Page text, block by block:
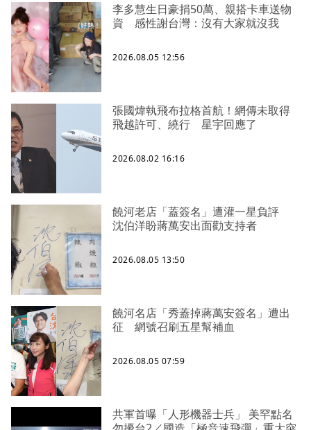
李多慧生日豪捐50萬、親搭卡車送物
資 感性謝台灣：沒有大家就沒我
2026.08.05 12:56
張國煒執飛布拉格首航！網傳未取得
飛越許可、繞行 星宇回應了
2026.08.02 16:16
饒河老店「蓋簽名」遭灌一星負評
沈伯洋盼蔣萬安出面勸支持者
2026.08.05 13:50
饒河名店「秀蓋掉蔣萬安簽名」遭出
征 網號召刷五星幫補血
2026.08.05 07:59
共軍首曝「人形機器士兵」 美罕點名